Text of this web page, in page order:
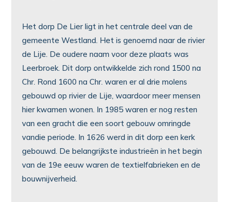
Het dorp De Lier ligt in het centrale deel van de
gemeente Westland. Het is genoemd naar de rivier
de Lije. De oudere naam voor deze plaats was
Leerbroek. Dit dorp ontwikkelde zich rond 1500 na
Chr. Rond 1600 na Chr. waren er al drie molens
gebouwd op rivier de Lije, waardoor meer mensen
hier kwamen wonen. In 1985 waren er nog resten
van een gracht die een soort gebouw omringde
vandie periode. In 1626 werd in dit dorp een kerk
gebouwd. De belangrijkste industrieën in het begin
van de 19e eeuw waren de textielfabrieken en de
bouwnijverheid.